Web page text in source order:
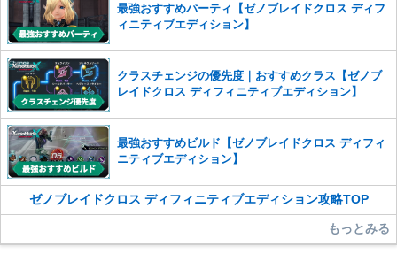
最強おすすめパーティ【ゼノブレイドクロス ディフ
ィニティブエディション】
クラスチェンジの優先度｜おすすめクラス【ゼノブ
レイドクロス ディフィニティブエディション】
最強おすすめビルド【ゼノブレイドクロス ディフィ
ニティブエディション】
ゼノブレイドクロス ディフィニティブエディション攻略TOP
もっとみる